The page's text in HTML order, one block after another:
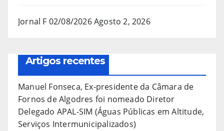
Jornal F 02/08/2026Agosto 2, 2026
Artigos recentes
Manuel Fonseca, Ex-presidente da Câmara de
Fornos de Algodres foi nomeado Diretor
Delegado APAL-SIM (Águas Públicas em Altitude,
Serviços Intermunicipalizados)